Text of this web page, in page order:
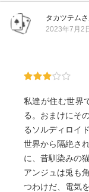
タカツテム
2023年7月2
私達が住む世界
る。おまけにそ
るソルディロイ
世界から隔絶さ
に、昔馴染みの
アンジュは兎も
つわけだ、電気